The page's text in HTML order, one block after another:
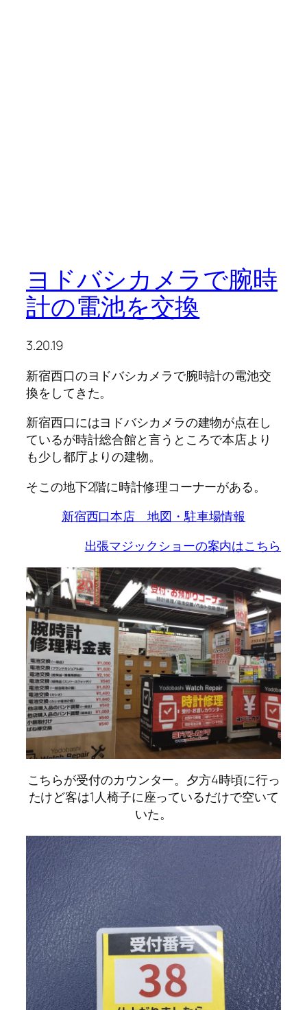
ヨドバシカメラで腕時
計の電池を交換
3.20.19
新宿西口のヨドバシカメラで腕時計の電池交
換をしてきた。
新宿西口にはヨドバシカメラの建物が点在し
ているが時計総合館と言うところで本店より
も少し都庁よりの建物。
そこの地下2階に時計修理コーナーがある。
新宿西口本店 地図・駐車場情報
出張マジックショーの案内はこちら
こちらが受付のカウンター。夕方4時頃に行っ
たけど客は1人椅子に座っているだけで空いて
いた。